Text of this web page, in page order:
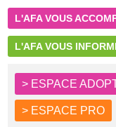
L'AFA VOUS
L'AFA VOUS
> ESPACE
> ESPACE PRO